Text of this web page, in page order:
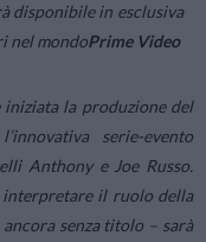
disponibile in esclusiva
nel mondoPrime Video
la produzione del
l’innovativa serie-evento
Anthony e Joe Russo.
interpretare il ruolo della
senza titolo – sarà